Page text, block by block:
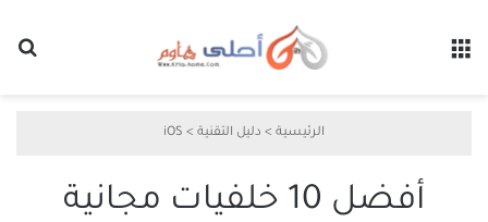
الرئيسية > دليل التقنية >
iOS
أفضل 10 خلفيات مجانية